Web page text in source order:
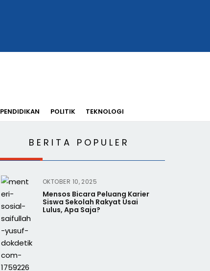
PENDIDIKAN POLITIK TEKNOLOGI
BERITA POPULER
OKTOBER 10, 2025
Mensos Bicara Peluang Karier
Siswa Sekolah Rakyat Usai
Lulus, Apa Saja?